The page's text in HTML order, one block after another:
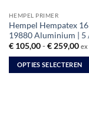
HEMPEL PRIMER
Hempel Hempatex
19880 Aluminium | 5
€105,00 - €259,00
tot
€
ex
OPTIES SELECTEREN